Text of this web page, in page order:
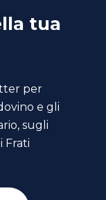
tua
per
e gli
sugli
Frati